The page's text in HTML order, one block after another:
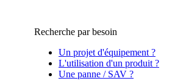
Recherche par besoin
Un projet d'équipement ?
L'utilisation d'un produit ?
Une panne / SAV ?